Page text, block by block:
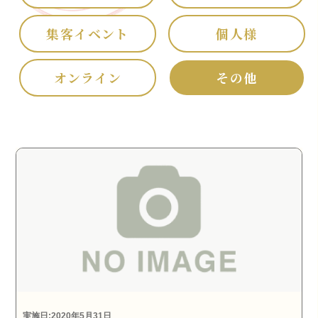
集客イベント 個人様
オンライン その他
実施日:2020年5月31日